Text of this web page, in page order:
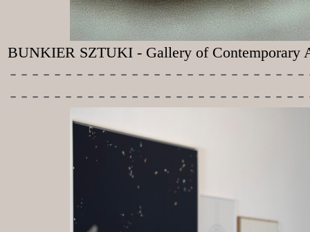
BUNKIER SZTUKI - Gallery of Contemporary
-----------